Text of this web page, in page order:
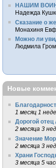
НАШИМ
Надежда
Сказание о
Монахиня
Можно ли
Людмила
Новые
1 месяц 1
Дорогой отец
2 месяца 3
Значение
2 месяца 3
Храни
3 месяца 5